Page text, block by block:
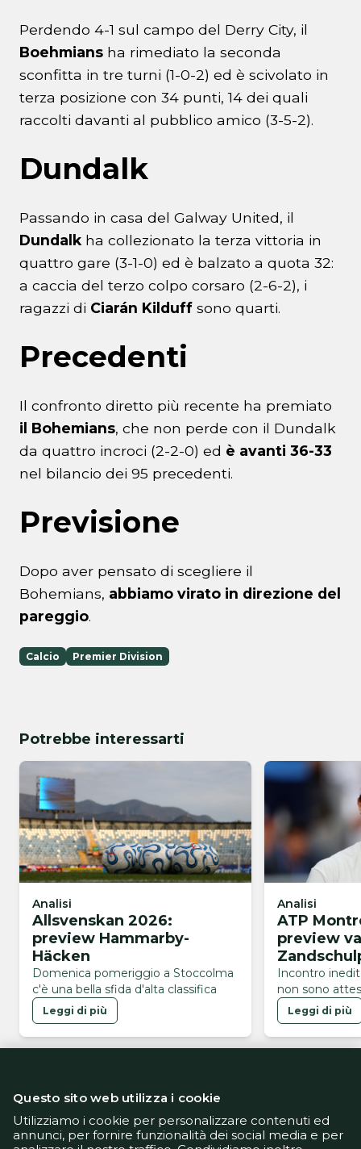
Perdendo 4-1 sul campo del Derry City, il
Boehmians ha rimediato la seconda
sconfitta in tre turni (1-0-2) ed è scivolato in
terza posizione con 34 punti, 14 dei quali
raccolti davanti al pubblico amico (3-5-2).
Dundalk
Passando in casa del Galway United, il
Dundalk ha collezionato la terza vittoria in
quattro gare (3-1-0) ed è balzato a quota 32:
a caccia del terzo colpo corsaro (2-6-2), i
ragazzi di Ciarán Kilduff sono quarti.
Precedenti
Il confronto diretto più recente ha premiato
il Bohemians, che non perde con il Dundalk
da quattro incroci (2-2-0) ed è avanti 36-33
nel bilancio dei 95 precedenti.
Previsione
Dopo aver pensato di scegliere il
Bohemians, abbiamo virato in direzione del
pareggio.
Calcio Premier Division
Potrebbe interessarti
Analisi
Allsvenskan 2026:
preview Hammarby-
Häcken
Domenica pomeriggio a Stoccolma
c'è una bella sfida d'alta classifica
Leggi di più
Analisi
ATP
preview
Incontro
non sono
Leggi di più
Questo sito web utilizza i cookie
Utilizziamo i cookie per personalizzare contenuti ed
annunci, per fornire funzionalità dei social media e per